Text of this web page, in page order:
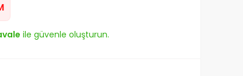
ile güvenle oluşturun.